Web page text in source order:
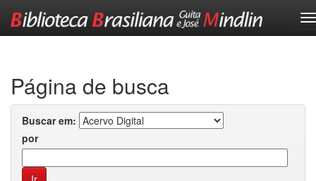
Página de busca
Buscar em:
por